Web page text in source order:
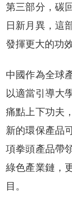
第三部分，碳
日新月異，這
發揮更大的功效
中國作為全球
以適當引導大
痛點上下功夫
新的環保產品
項拳頭產品帶
綠色產業鏈，
目。